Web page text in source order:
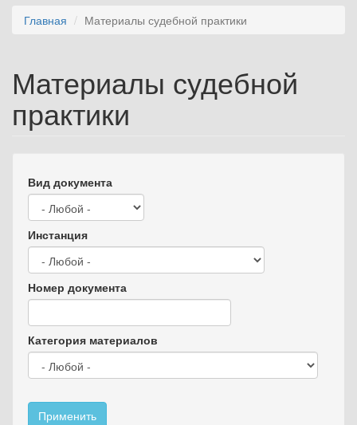
Главная Материалы судебной практики
Материалы судебной
практики
Вид документа
Инстанция
Номер документа
Категория материалов
Применить